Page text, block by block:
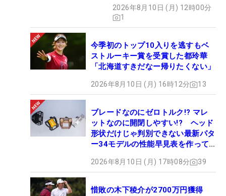
2026年8月10日 (月) 12時00分
1
今季初のトップ10入りを逃すもベ
ストルーキー賞を受賞した都玲華
「北海道すきだなー帰りたくない」
2026年8月10日 (月) 16時12分 13
ブレードなのにゼロトルク!? マレ
ットなのに開閉しやすい!? ヘッド
形状だけじゃ判別できない最新パタ
ー34モデルの性能早見表を作って
2026年8月10日 (月) 17時08分 39
惜敗の木下稜介が2700万円獲得